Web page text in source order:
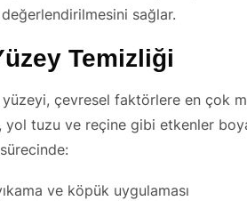
değerlendirilmesini sağlar.
Temizliği
yüzeyi, çevresel faktörlere en çok
yol tuzu ve reçine gibi etkenler
ve köpük uygulaması